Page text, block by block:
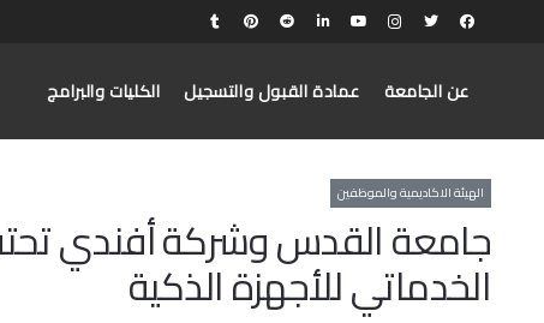
عن الجامعة عمادة القبول والتسجيل الكليات والبرامج
الهيئة الاكاديمية والموظفين
جامعة القدس وشركة أفندي
الخدماتي للأجهزة الذكية